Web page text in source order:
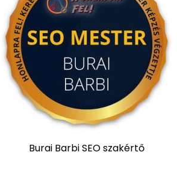
Burai Barbi SEO szakértő